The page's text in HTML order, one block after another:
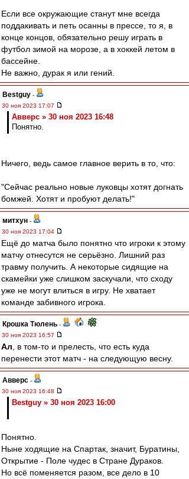
Если все окружающие станут мне всегда
поддакивать и петь осанны в прессе, то я, в
конце концов, обязательно решу играть в
футбол зимой на морозе, а в хоккей летом в
бассейне.
Не важно, дурак я или гений.
Bestguy -
30 ноя 2023 17:07
Авверс » 30 ноя 2023 16:48
Понятно.
Ничего, ведь самое главное верить в то, что:
"Сейчас реально новые луковцы хотят догнать
бомжей. Хотят и пробуют делать!"
митхун -
30 ноя 2023 17:04
Ещё до матча было понятно что игроки к этому
матчу отнесутся не серьёзно. Лишний раз
травму получить. А некоторые сидящие на
скамейки уже слишком заскучали, что сходу
уже не могут влиться в игру. Не хватает
команде забивного игрока.
Крошка Тюлень -
30 ноя 2023 16:57
Ал , в том-то и прелесть, что есть куда
перенести этот матч - на следующую весну.
Авверс -
30 ноя 2023 16:48
Bestguy » 30 ноя 2023 16:00
Понятно.
Ныне ходящие на Спартак, значит, Буратины,
Открытие - Поле чудес в Стране Дураков.
Но всё поменяется разом, все дело в 10